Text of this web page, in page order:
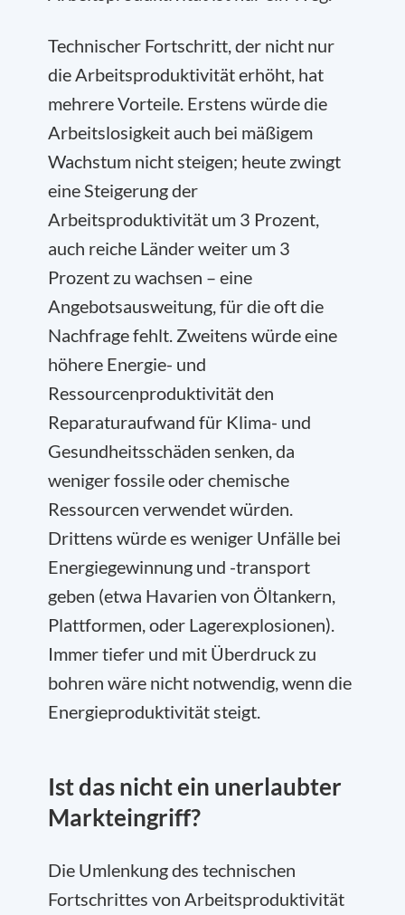
Technischer Fortschritt, der nicht nur
die Arbeitsproduktivität erhöht, hat
mehrere Vorteile. Erstens würde die
Arbeitslosigkeit auch bei mäßigem
Wachstum nicht steigen; heute zwingt
eine Steigerung der
Arbeitsproduktivität um 3 Prozent,
auch reiche Länder weiter um 3
Prozent zu wachsen – eine
Angebotsausweitung, für die oft die
Nachfrage fehlt. Zweitens würde eine
höhere Energie- und
Ressourcenproduktivität den
Reparaturaufwand für Klima- und
Gesundheitsschäden senken, da
weniger fossile oder chemische
Ressourcen verwendet würden.
Drittens würde es weniger Unfälle bei
Energiegewinnung und -transport
geben (etwa Havarien von Öltankern,
Plattformen, oder Lagerexplosionen).
Immer tiefer und mit Überdruck zu
bohren wäre nicht notwendig, wenn die
Energieproduktivität steigt.
Ist das nicht ein unerlaubter
Markteingriff?
Die Umlenkung des technischen
Fortschrittes von Arbeitsproduktivität